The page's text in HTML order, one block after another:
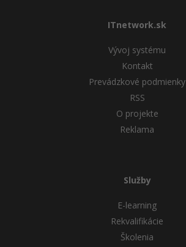
Adobe InDesign
Adobe After Effects
Blender
Fotografovanie -80%
ITnetwork.sk
Vývoj systému
Kontakt
Prevádzkové podmienky
RSS
O projekte
Reklama
Služby
E-learning
Rekvalifikácie
Školenia